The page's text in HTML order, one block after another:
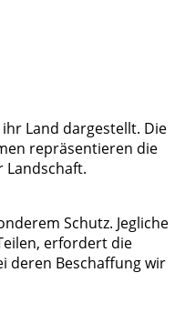
Land dargestellt. Die
repräsentieren die
Landschaft.
Schutz. Jegliche
erfordert die
deren Beschaffung wir